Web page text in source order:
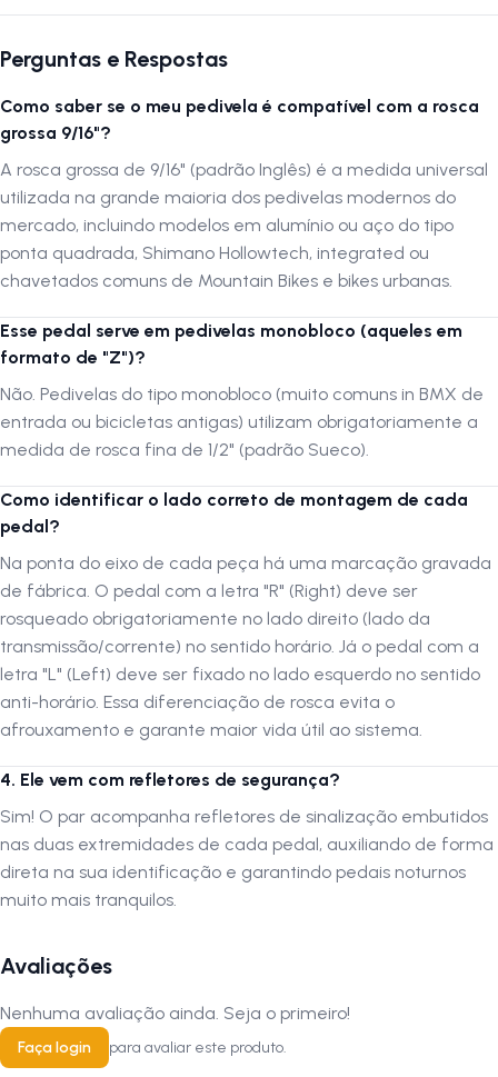
Siga-nos no Instagram:
@lojanapista
Assista nosso canal no YouTube:
Perguntas e Respostas
Como saber se o meu pedivela é compatível com a rosca
grossa 9/16"?
A rosca grossa de 9/16" (padrão Inglês) é a medida universal
utilizada na grande maioria dos pedivelas modernos do
mercado, incluindo modelos em alumínio ou aço do tipo
ponta quadrada, Shimano Hollowtech, integrated ou
chavetados comuns de Mountain Bikes e bikes urbanas.
Esse pedal serve em pedivelas monobloco (aqueles em
formato de "Z")?
Não. Pedivelas do tipo monobloco (muito comuns in BMX de
entrada ou bicicletas antigas) utilizam obrigatoriamente a
medida de rosca fina de 1/2" (padrão Sueco).
Como identificar o lado correto de montagem de cada
pedal?
Na ponta do eixo de cada peça há uma marcação gravada
de fábrica. O pedal com a letra "R" (Right) deve ser
rosqueado obrigatoriamente no lado direito (lado da
transmissão/corrente) no sentido horário. Já o pedal com a
letra "L" (Left) deve ser fixado no lado esquerdo no sentido
anti-horário. Essa diferenciação de rosca evita o
afrouxamento e garante maior vida útil ao sistema.
4. Ele vem com refletores de segurança?
Sim! O par acompanha refletores de sinalização embutidos
nas duas extremidades de cada pedal, auxiliando de forma
direta na sua identificação e garantindo pedais noturnos
muito mais tranquilos.
Avaliações
Nenhuma avaliação ainda. Seja o primeiro!
Faça login para avaliar este produto.